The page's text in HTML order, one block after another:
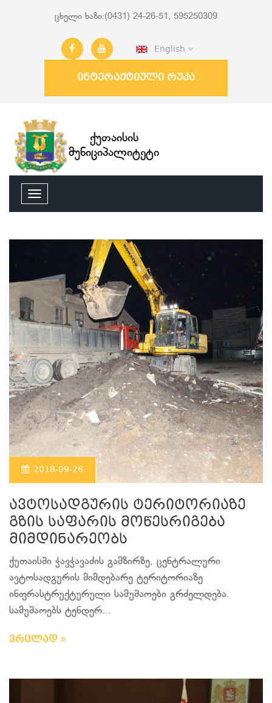
ცხელი ხაზი:(0431) 24-26-51, 595250309
English
ინტერაქტიული რუკა
ქუთაისის
მუნიციპალიტეტი
2018-09-26
ავტოსადგურის ტერიტორიაზე
გზის საფარის მოწესრიგება
მიმდინარეობს
ქუთაისში ჭავჭავაძის გამზირზე, ცენტრალური
ავტოსადგურის მიმდებარე ტერიტორიაზე
ინფრასტრუქტურული სამუშაოები გრძელდება.
სამუშაოებს ტენდერ...
ვრცლად